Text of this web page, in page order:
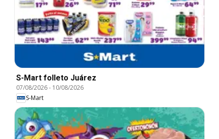
S-Mart folleto Juárez
07/08/2026- 10/08/2026
S-Mart